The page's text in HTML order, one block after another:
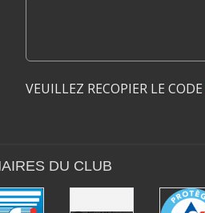
VEUILLEZ RECOPIER LE CODE
DU CLUB